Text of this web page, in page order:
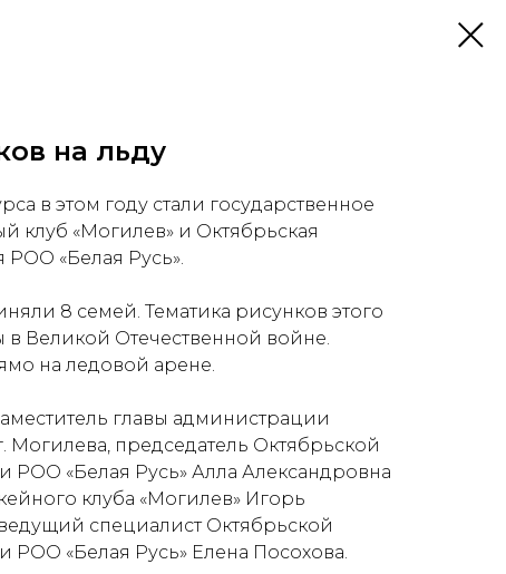
на льду
в этом году стали государственное
клуб «Могилев» и Октябрьская
РОО «Белая Русь».
8 семей. Тематика рисунков этого
в Великой Отечественной войне.
на ледовой арене.
главы администрации
Могилева, председатель Октябрьской
РОО «Белая Русь» Алла Александровна
клуба «Могилев» Игорь
специалист Октябрьской
РОО «Белая Русь» Елена Посохова.